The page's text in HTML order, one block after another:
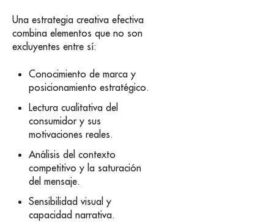
Una estrategia creativa efectiva
combina elementos que no son
excluyentes entre sí:
Conocimiento de marca y
posicionamiento estratégico.
Lectura cualitativa del
consumidor y sus
motivaciones reales.
Análisis del contexto
competitivo y la saturación
del mensaje.
Sensibilidad visual y
capacidad narrativa.